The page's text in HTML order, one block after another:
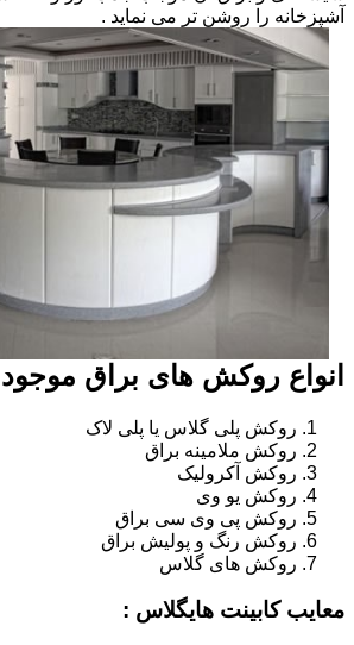
آشپزخانه را روشن تر می نماید .
انواع روکش های براق موجود
روکش پلی گلاس یا پلی لاک
روکش ملامینه براق
روکش آکرولیک
روکش یو وی
روکش پی وی سی براق
روکش رنگ و پولیش براق
روکش های گلاس
معایب کابینت هایگلاس :